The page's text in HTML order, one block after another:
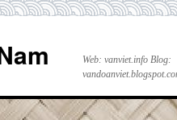
Web: vanviet.info Blog: